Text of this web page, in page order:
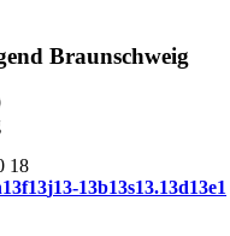
Braunschweig
18
13f13j13-13b13s13.13d13e1